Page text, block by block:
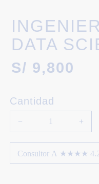
DATA
S/ 9,800
Cantidad